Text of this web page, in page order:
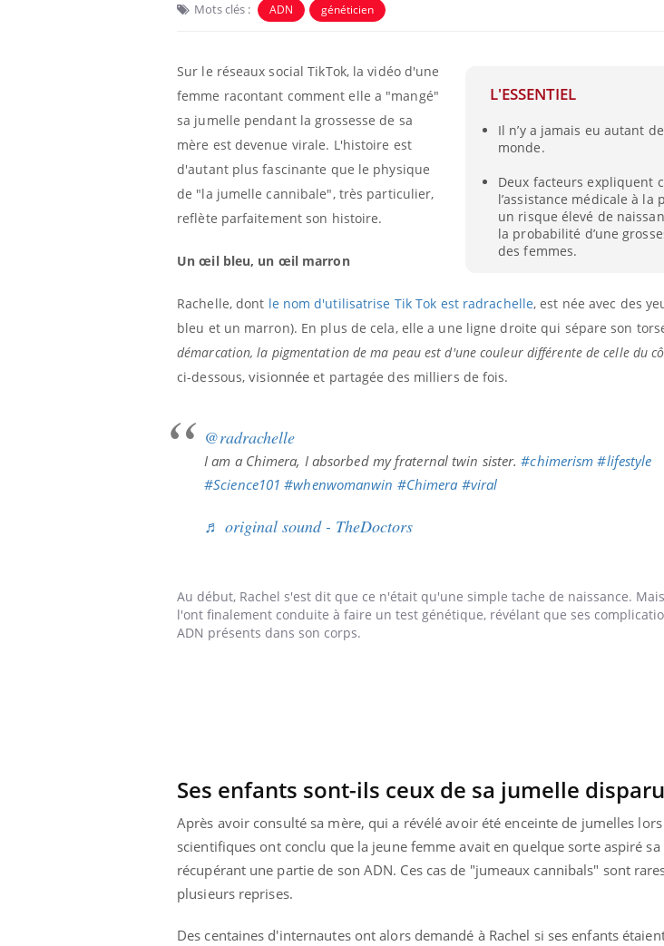
Mots clés : ADN généticien
L'ESSENTIEL
Il n’y a jamais eu autant
monde.
Deux facteurs expliquent
l’assistance médicale à la
un risque élevé de
la probabilité d’une
des femmes.
Sur le réseaux social TikTok, la vidéo d'une
femme racontant comment elle a "mangé"
sa jumelle pendant la grossesse de sa
mère est devenue virale. L'histoire est
d'autant plus fascinante que le physique
de "la jumelle cannibale", très particulier,
reflète parfaitement son histoire.
Un œil bleu, un œil marron
Rachelle, dont le nom d'utilisatrise Tik Tok est radrachelle, est née avec des
bleu et un marron). En plus de cela, elle a une ligne droite qui sépare son
démarcation, la pigmentation de ma peau est d'une couleur différente de celle du
ci-dessous,visionnée et partagée des milliers de fois.
@radrachelle
I am a Chimera, I absorbed my fraternal twin sister.#chimerism #lifestyle
#Science101 #whenwomanwin #Chimera #viral
♬ original sound - TheDoctors
Au début, Rachel s'est dit que ce n'était qu'une simple tache de naissance.
l'ont finalement conduite à faire un test génétique, révélant que ses
ADN présents dans son corps.
Ses enfants sont-ils ceux de sa jumelle
Après avoir consulté sa mère, qui a révélé avoir été enceinte de jumelles lors
scientifiques ont conclu que la jeune femme avait en quelque sorte aspiré
récupérant une partie de son ADN. Ces cas de "jumeaux cannibals" sont
plusieurs reprises.
Des centaines d'internautes ont alors demandé à Rachel si ses enfants
Carence en fer : comprendre pour
Youtube
En 2026, l'insuline dans le diabète de type 2
reste entourée d'idées reçues chez les
patients comme parfois chez les soignants.